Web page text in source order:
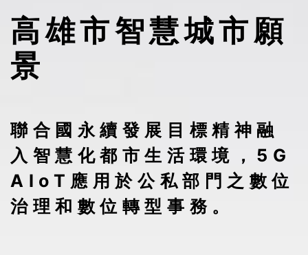
高雄市智慧城市願
景
聯合國永續發展目標精神融
入智慧化都市生活環境，5G
AIoT應用於公私部門之數位
治理和數位轉型事務。